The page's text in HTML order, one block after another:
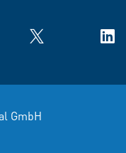
X
GmbH